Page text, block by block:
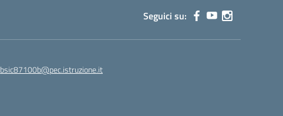
Seguici su:
bsic87100b@pec.istruzione.it